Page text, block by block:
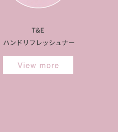
T&E
ハンドリフレッシュナー